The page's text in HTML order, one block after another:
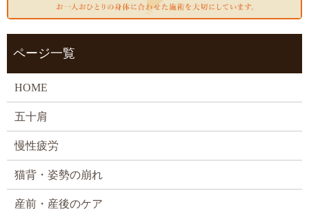
ページ一覧
HOME
五十肩
慢性疲労
猫背・姿勢の崩れ
産前・産後のケア